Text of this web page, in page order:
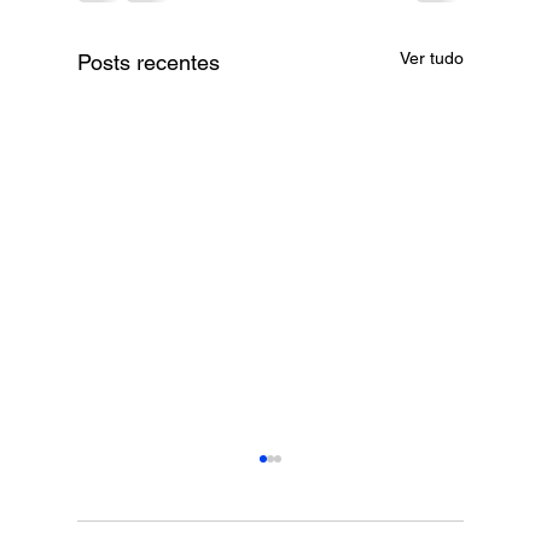
Posts recentes Ver tudo